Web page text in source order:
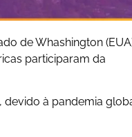
de Whashington
participaram da
devido à pandemia